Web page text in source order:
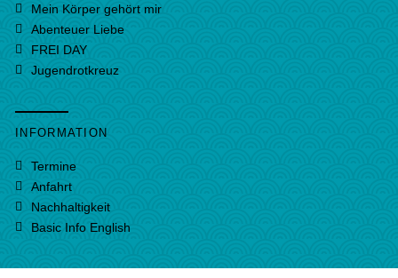
Mein Körper gehört mir
Abenteuer Liebe
FREI DAY
Jugendrotkreuz
INFORMATION
Termine
Anfahrt
Nachhaltigkeit
Basic Info English